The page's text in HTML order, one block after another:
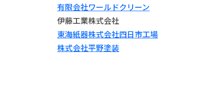
有限会社ワールドクリーン
伊藤工業株式会社
東海紙器株式会社四日市工場
株式会社平野塗装